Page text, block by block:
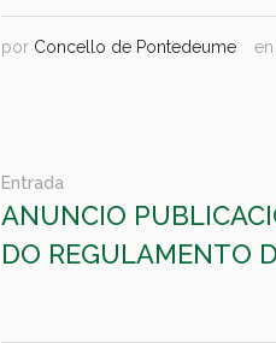
por Concello de Pontedeume
Entrada
ANUNCIO
DO REGULAMENTO